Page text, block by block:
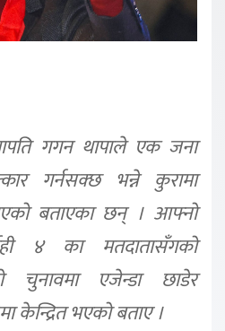
गगन थापाले एक जना
गर्नसक्छ भन्ने कुरामा
बताएका छन् । आफ्नो
४ का मतदातासँगको
एजेन्डा छाडेर
केन्द्रित भएको बताए ।